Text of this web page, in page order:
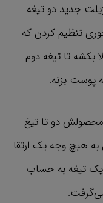
جدید دو تیغه
تنظیم کردن که
بکشه تا تیغه دوم
پوست بزنه.
محصولش دو تا تیغ
هیچ وجه یک ارتقا
تیغه به حساب